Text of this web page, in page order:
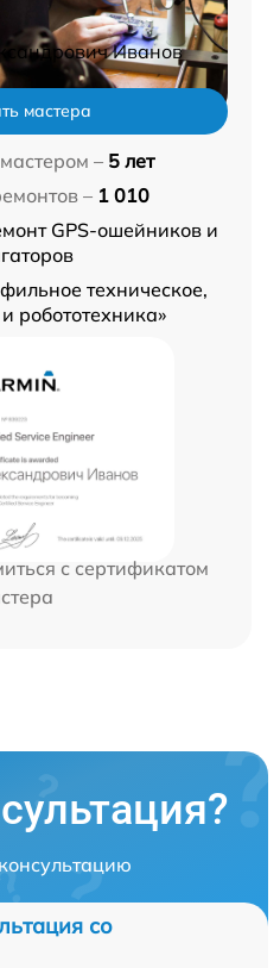
Иванов
мастера
– 5 лет
– 1 010
GPS-ошейников и
техническое,
робототехника»
с сертификатом
со